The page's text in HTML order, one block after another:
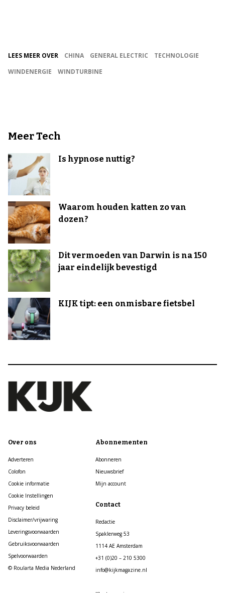
LEES MEER OVER CHINA GENERAL ELECTRIC
TECHNOLOGIE
WINDENERGIE
WINDTURBINE
Meer Tech
Is hypnose nuttig?
Waarom houden katten zo van
dozen?
Dit vermoeden van Darwin is na 150
jaar eindelijk bevestigd
KIJK tipt: een onmisbare fietsbel
Over ons
Adverteren
Colofon
Cookie informatie
Cookie Instellingen
Privacy beleid
Disclaimer/vrijwaring
Leveringsvoorwaarden
Gebruiksvoorwaarden
Spelvoorwaarden
© Roularta Media Nederland
Abonnementen
Abonneren
Nieuwsbrief
Mijn account
Contact
Redactie
Spaklerweg 53
1114 AE Amsterdam
+31 (0)20 – 210 5300
info@kijkmagazine.nl